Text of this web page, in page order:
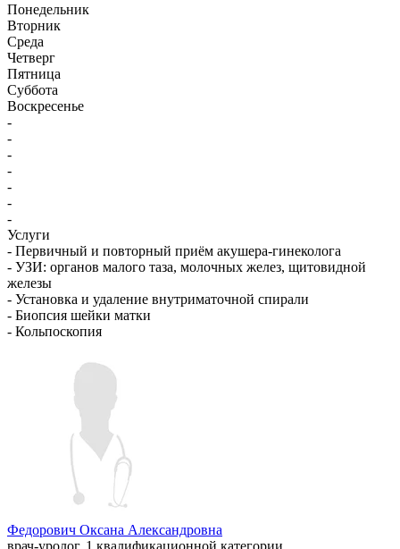
Понедельник
Вторник
Среда
Четверг
Пятница
Суббота
Воскресенье
-
-
-
-
-
-
-
Услуги
- Первичный и повторный приём акушера-гинеколога
- УЗИ: органов малого таза, молочных желез, щитовидной
железы
- Установка и удаление внутриматочной спирали
- Биопсия шейки матки
- Кольпоскопия
Федорович Оксана Александровна
врач-уролог, 1 квалификационной категории